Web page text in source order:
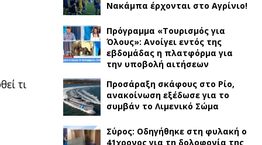
τι
Νακάμπα έρχονται στο Αγρίνιο!
Πρόγραμμα «Τουρισμός για
Όλους»: Ανοίγει εντός της
εβδομάδας η πλατφόρμα για
την υποβολή αιτήσεων
Προσάραξη σκάφους στο Ρίο,
ανακοίνωση εξέδωσε για το
συμβάν το Λιμενικό Σώμα
Σύρος: Οδηγήθηκε στη φυλακή ο
41χρονος για τη δολοφονία της